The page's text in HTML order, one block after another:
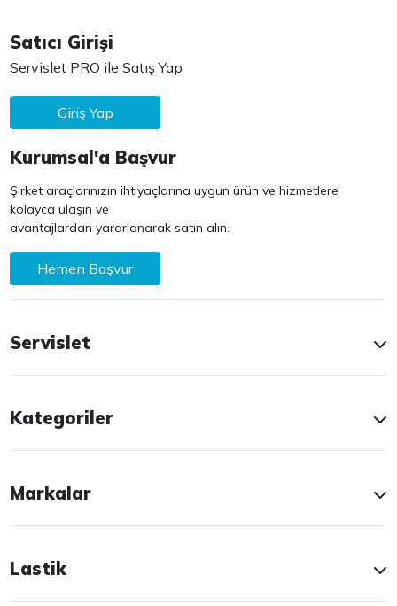
Satıcı Girişi
Servislet PRO ile Satış Yap
Giriş Yap
Kurumsal'a Başvur
Şirket araçlarınızın ihtiyaçlarına uygun ürün ve hizmetlere
kolayca ulaşın ve
avantajlardan yararlanarak satın alın.
Hemen Başvur
Servislet
Kategoriler
Markalar
Lastik